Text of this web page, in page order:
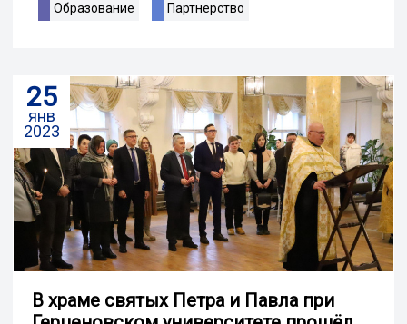
Образование Партнерство
25
янв
2023
В храме святых Петра и Павла при